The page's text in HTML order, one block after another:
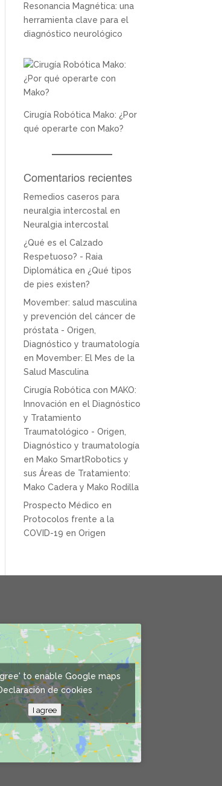
Resonancia Magnética: una
herramienta clave para el
diagnóstico neurológico
Cirugía Robótica Mako: ¿Por
qué operarte con Mako?
Comentarios recientes
Remedios caseros para
neuralgia intercostal en
Neuralgia intercostal
¿Qué es el Calzado
Respetuoso? - Raia
Diplomática en ¿Qué tipos
de pies existen?
Movember: salud masculina
y prevención del cáncer de
próstata - Origen,
Diagnóstico y traumatología
en Movember: El Mes de la
Salud Masculina
Cirugía Robótica con MAKO:
Innovación en el Diagnóstico
y Tratamiento
Traumatológico - Origen,
Diagnóstico y traumatología
en Mako SmartRobotics y
sus Áreas de Tratamiento:
Mako Cadera y Mako Rodilla
Prospecto Médico en
Protocolos frente a la
COVID-19 en Origen
to enable Google maps
de cookies
I agree